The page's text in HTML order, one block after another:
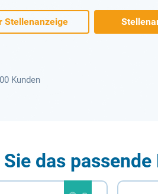
Stellenanzeige
Kunden
Sie das